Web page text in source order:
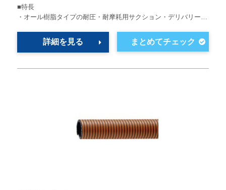
■特長
・オール樹脂タイプの耐圧・耐摩耗用サクション・デリバリー…
詳細を見る